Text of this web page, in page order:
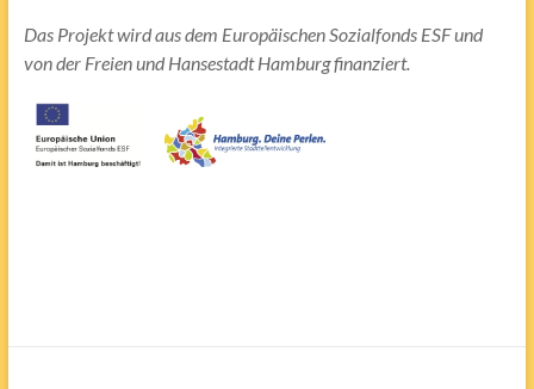
Das Projekt wird aus dem Europäischen Sozialfonds ESF und
von der Freien und Hansestadt Hamburg finanziert.